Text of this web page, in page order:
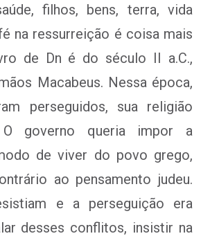
filhos, bens, terra, vida
na ressurreição é coisa mais
de Dn é do século II a.C.,
Macabeus. Nessa época,
perseguidos, sua religião
O governo queria impor a
de viver do povo grego,
ao pensamento judeu.
e a perseguição era
desses conflitos, insistir na